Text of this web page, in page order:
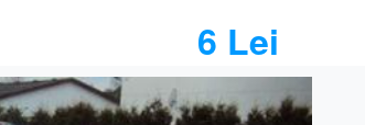
6 Lei
Next